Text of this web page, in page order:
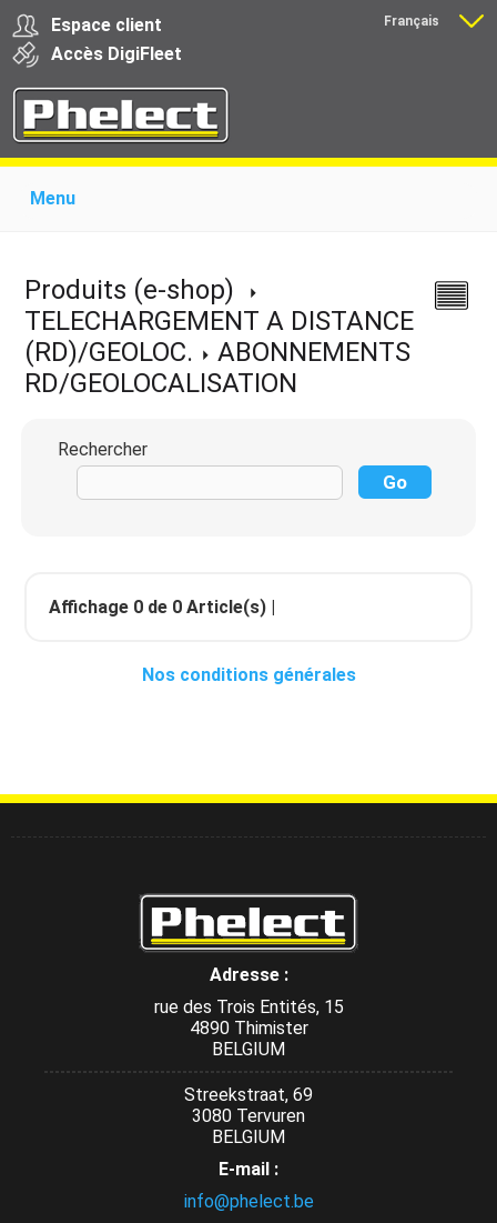
Espace client
Accès DigiFleet
Français
Menu
Produits pour transporteurs
Formations
Actualité
Support Download
Liens
Contact
Produits (e-shop)
TELECHARGEMENT A DISTANCE
(RD)/GEOLOC.
ABONNEMENTS
RD/GEOLOCALISATION
Rechercher
Affichage 0 de 0 Article(s) |
Nos conditions générales
Adresse :
rue des Trois Entités, 15
4890 Thimister
BELGIUM
Streekstraat, 69
3080 Tervuren
BELGIUM
E-mail :
info@phelect.be